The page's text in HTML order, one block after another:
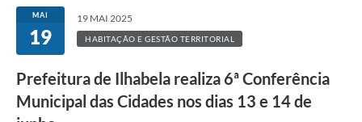
MAI
19
19 MAI 2025
HABITAÇÃO E GESTÃO TERRITORIAL
Prefeitura de Ilhabela realiza 6ª Conferência
Municipal das Cidades nos dias 13 e 14 de